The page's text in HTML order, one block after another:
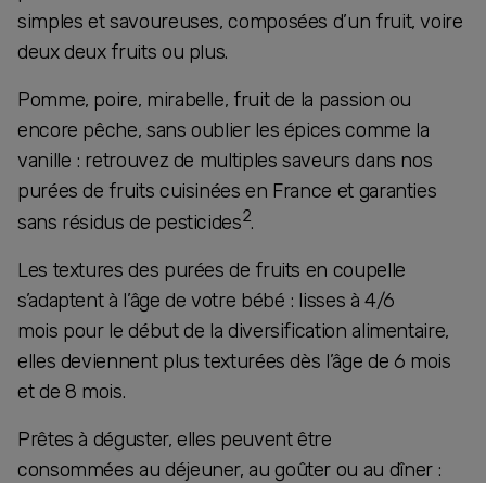
simples et savoureuses, composées d’un fruit, voire
deux deux fruits ou plus.
Pomme, poire, mirabelle, fruit de la passion ou
encore pêche, sans oublier les épices comme la
vanille : retrouvez de multiples saveurs dans nos
purées de fruits cuisinées en France et garanties
sans résidus de pesticides2.
Les textures des purées de fruits en coupelle
s’adaptent à l’âge de votre bébé : lisses à 4/6
mois pour le début de la diversification alimentaire,
elles deviennent plus texturées dès l’âge de 6 mois
et de 8 mois.
Prêtes à déguster, elles peuvent être
consommées au déjeuner, au goûter ou au dîner :